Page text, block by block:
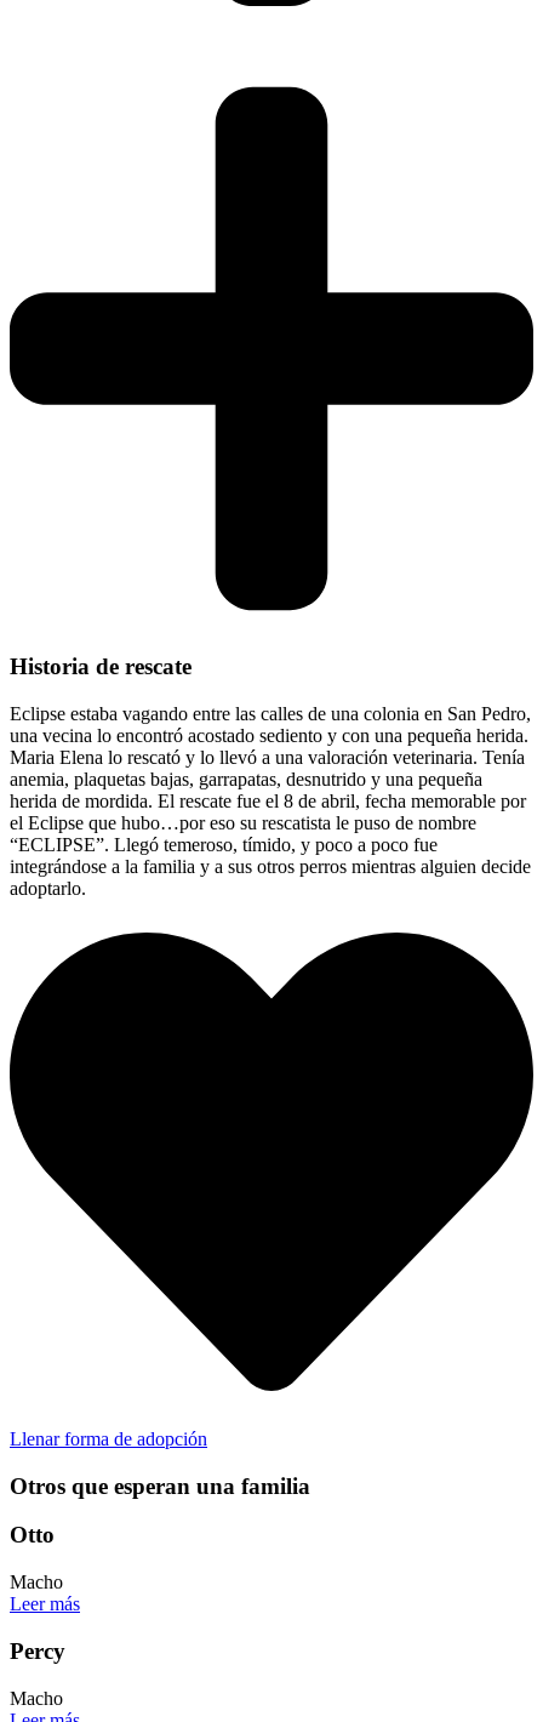
Historia de rescate
Eclipse estaba vagando entre las calles de una colonia en San Pedro,
una vecina lo encontró acostado sediento y con una pequeña herida.
Maria Elena lo rescató y lo llevó a una valoración veterinaria. Tenía
anemia, plaquetas bajas, garrapatas, desnutrido y una pequeña
herida de mordida. El rescate fue el 8 de abril, fecha memorable por
el Eclipse que hubo…por eso su rescatista le puso de nombre
“ECLIPSE”. Llegó temeroso, tímido, y poco a poco fue
integrándose a la familia y a sus otros perros mientras alguien decide
adoptarlo.
Llenar forma de adopción
Otros que esperan una familia
Otto
Macho
Leer más
Percy
Macho